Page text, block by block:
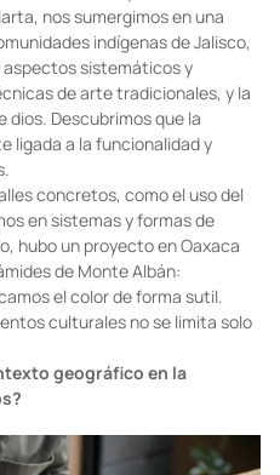
están presentes en sus
integración de elementos
abordamos la integración de
manera muy consciente. Por
nos sumergimos en una
indígenas de Jalisco,
sistemáticos y
de arte tradicionales, y la
dios. Descubrimos que la
ligada a la funcionalidad y
concretos, como el uso del
en sistemas y formas de
hubo un proyecto en Oaxaca
de Monte Albán:
el color de forma sutil.
culturales no se limita solo